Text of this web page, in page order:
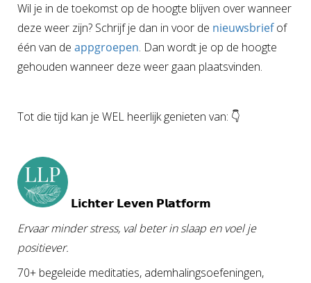
Wil je in de toekomst op de hoogte blijven over wanneer
deze weer zijn? Schrijf je dan in voor de nieuwsbriefof
één van de appgroepen. Dan wordt je op de hoogte
gehouden wanneer deze weer gaan plaatsvinden.
Tot die tijd kan je WEL heerlijk genieten van: 👇
𝗟𝗶𝗰𝗵𝘁𝗲𝗿 𝗟𝗲𝘃𝗲𝗻 𝗣𝗹𝗮𝘁𝗳𝗼𝗿𝗺
Ervaar minder stress, val beter in slaap en voel je
positiever.
70+ begeleide meditaties, ademhalingsoefeningen,